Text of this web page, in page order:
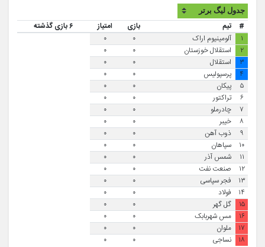
# تیم بازی امتیاز
۶ بازی گذشته
۱
آلومینیوم اراک ۰
۰
۲
استقلال خوزستان ۰
۰
۳
استقلال ۰
۰
۴
پرسپولیس ۰
۰
۵
پیکان ۰
۰
۶
تراکتور ۰
۰
۷
چادرملو ۰
۰
۸
خیبر ۰
۰
۹
ذوب آهن ۰
۰
۱۰
سپاهان ۰
۰
۱۱
شمس آذر ۰
۰
۱۲
صنعت نفت ۰
۰
۱۳
فجر سپاسی ۰
۰
۱۴
فولاد ۰
۰
۱۵
گل گهر ۰
۰
۱۶
مس شهربابک ۰
۰
۱۷
ملوان ۰
۰
۱۸
نساجی ۰ ۰